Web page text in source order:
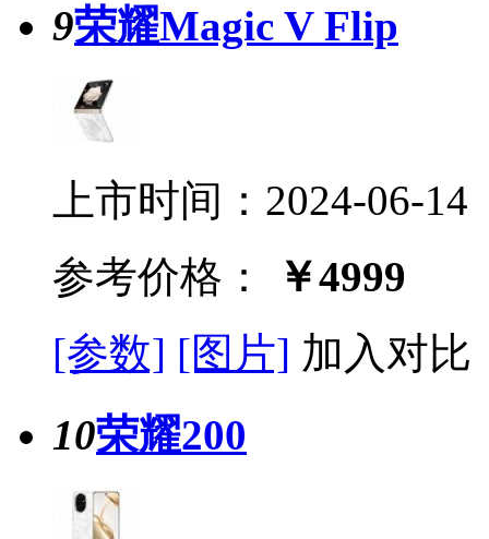
9荣耀Magic V Flip
上市时间：2024-06-14
参考价格：
￥4999
[参数] [图片] 加入对比
10荣耀200